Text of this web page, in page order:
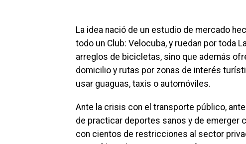
La idea nació de un estudio de mercado
todo un Club: Velocuba, y ruedan por toda
arreglos de bicicletas, sino que además
domicilio y rutas por zonas de interés
usar guaguas, taxis o automóviles.
Ante la crisis con el transporte público,
de practicar deportes sanos y de emerger
con cientos de restricciones al sector